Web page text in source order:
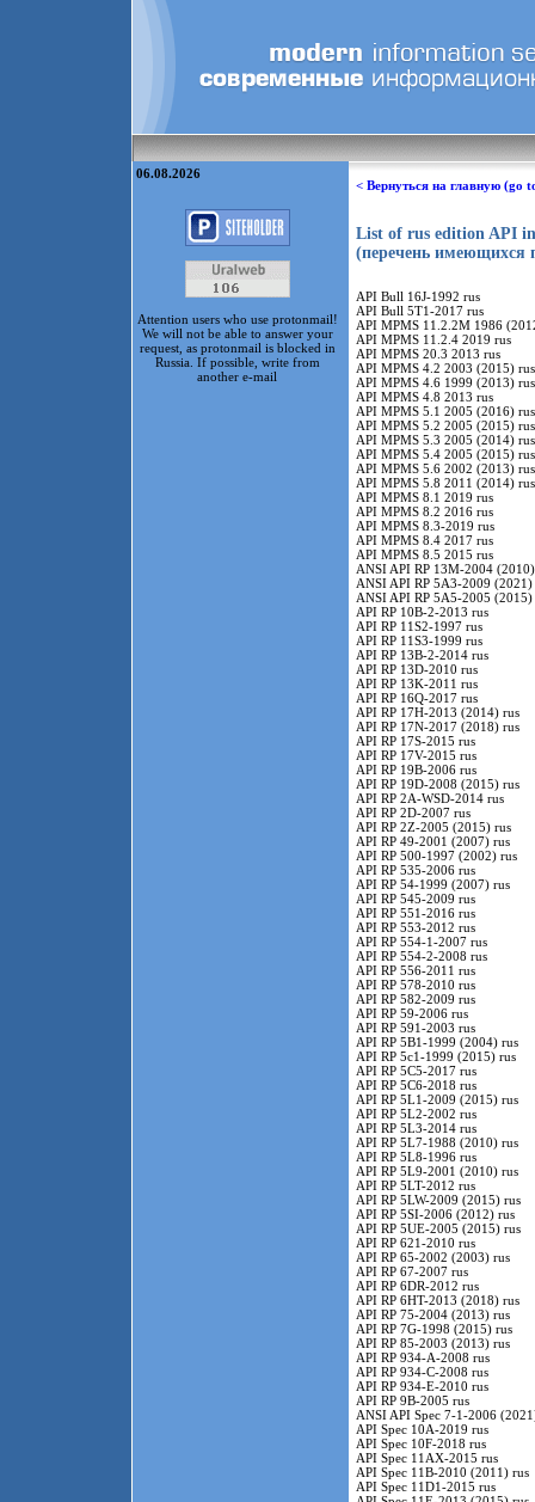
06.08.2026
Attention users who use protonmail!
We will not be able to answer your
request, as protonmail is blocked in
Russia. If possible, write from
another e-mail
< Вернуться на главную (go
List of rus edition API
(перечень имеющихся
API Bull 16J-1992 rus
API Bull 5T1-2017 rus
API MPMS 11.2.2M 1986
API MPMS 11.2.4 2019 rus
API MPMS 20.3 2013 rus
API MPMS 4.2 2003 (2015) rus
API MPMS 4.6 1999 (2013) rus
API MPMS 4.8 2013 rus
API MPMS 5.1 2005 (2016) rus
API MPMS 5.2 2005 (2015) rus
API MPMS 5.3 2005 (2014) rus
API MPMS 5.4 2005 (2015) rus
API MPMS 5.6 2002 (2013) rus
API MPMS 5.8 2011 (2014) rus
API MPMS 8.1 2019 rus
API MPMS 8.2 2016 rus
API MPMS 8.3-2019 rus
API MPMS 8.4 2017 rus
API MPMS 8.5 2015 rus
ANSI API RP 13M-2004
ANSI API RP 5A3-2009 (2021)
ANSI API RP 5A5-2005 (2015)
API RP 10B-2-2013 rus
API RP 11S2-1997 rus
API RP 11S3-1999 rus
API RP 13B-2-2014 rus
API RP 13D-2010 rus
API RP 13K-2011 rus
API RP 16Q-2017 rus
API RP 17H-2013 (2014) rus
API RP 17N-2017 (2018) rus
API RP 17S-2015 rus
API RP 17V-2015 rus
API RP 19B-2006 rus
API RP 19D-2008 (2015) rus
API RP 2A-WSD-2014 rus
API RP 2D-2007 rus
API RP 2Z-2005 (2015) rus
API RP 49-2001 (2007) rus
API RP 500-1997 (2002) rus
API RP 535-2006 rus
API RP 54-1999 (2007) rus
API RP 545-2009 rus
API RP 551-2016 rus
API RP 553-2012 rus
API RP 554-1-2007 rus
API RP 554-2-2008 rus
API RP 556-2011 rus
API RP 578-2010 rus
API RP 582-2009 rus
API RP 59-2006 rus
API RP 591-2003 rus
API RP 5B1-1999 (2004) rus
API RP 5c1-1999 (2015) rus
API RP 5C5-2017 rus
API RP 5C6-2018 rus
API RP 5L1-2009 (2015) rus
API RP 5L2-2002 rus
API RP 5L3-2014 rus
API RP 5L7-1988 (2010) rus
API RP 5L8-1996 rus
API RP 5L9-2001 (2010) rus
API RP 5LT-2012 rus
API RP 5LW-2009 (2015) rus
API RP 5SI-2006 (2012) rus
API RP 5UE-2005 (2015) rus
API RP 621-2010 rus
API RP 65-2002 (2003) rus
API RP 67-2007 rus
API RP 6DR-2012 rus
API RP 6HT-2013 (2018) rus
API RP 75-2004 (2013) rus
API RP 7G-1998 (2015) rus
API RP 85-2003 (2013) rus
API RP 934-A-2008 rus
API RP 934-C-2008 rus
API RP 934-E-2010 rus
API RP 9B-2005 rus
ANSI API Spec 7-1-2006
API Spec 10A-2019 rus
API Spec 10F-2018 rus
API Spec 11AX-2015 rus
API Spec 11B-2010 (2011) rus
API Spec 11D1-2015 rus